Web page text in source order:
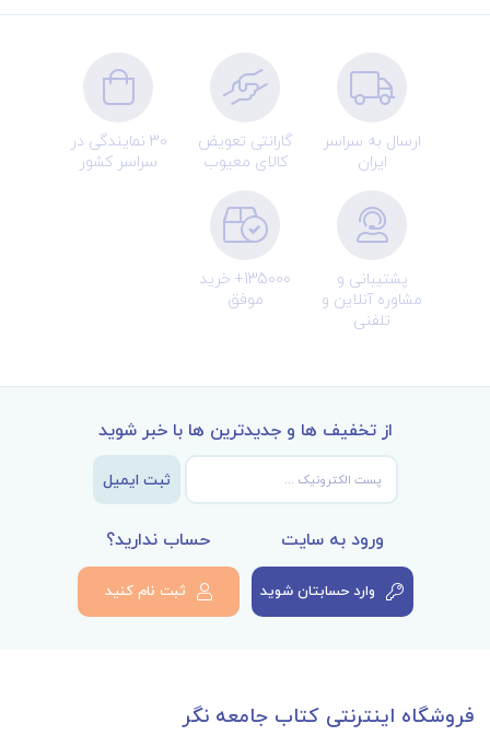
ارسال به سراسر
ایران
گارانتی تعویض
کالای معیوب
30 نمایندگی در
سراسر کشور
پشتیبانی و
مشاوره آنلاین و
تلفنی
135000+ خرید
موفق
از تخفیف ها و جدیدترین ها با خبر شوید
ثبت ایمیل
ورود به سایت
وارد حسابتان شوید
حساب ندارید؟
ثبت نام کنید
فروشگاه اینترنتی کتاب جامعه نگر